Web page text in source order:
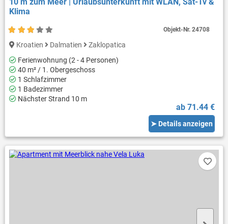
Klima
Kroatien Dalmatien
Zaklopatica
Ferienwohnung (2 - 4 Personen)
40 m² / 1. Obergeschoss
1 Schlafzimmer
1 Badezimmer
Nächster Strand 10 m
ab 71.44 €
➤ Details anzeigen
Objekt-Nr.24708